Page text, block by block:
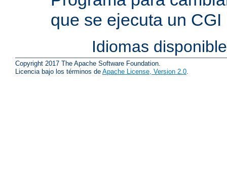
que se ejecuta un CGI
Idiomas
Copyright 2017 The Apache Software Foundation.
Licencia bajo los términos de Apache License, Version 2.0.